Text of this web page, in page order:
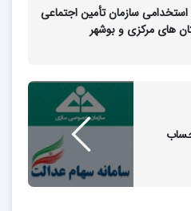
استخدامی سازمان تأمین اجتماعی
های مرکزی و بوشهر